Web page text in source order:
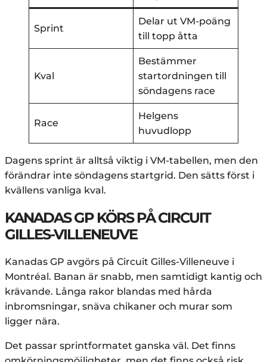
Sprint
Delar ut VM-poäng
till topp åtta
Kval
Bestämmer
startordningen till
söndagens race
Race
Helgens
huvudlopp
Dagens sprint är alltså viktig i VM-tabellen, men den
förändrar inte söndagens startgrid. Den sätts först i
kvällens vanliga kval.
KANADAS GP KÖRS PÅ CIRCUIT
GILLES-VILLENEUVE
Kanadas GP avgörs på Circuit Gilles-Villeneuve i
Montréal. Banan är snabb, men samtidigt kantig och
krävande. Långa rakor blandas med hårda
inbromsningar, snäva chikaner och murar som
ligger nära.
Det passar sprintformatet ganska väl. Det finns